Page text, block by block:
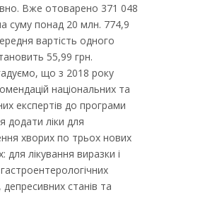
Вже отоварено 371 048
суму понад 20 млн. 774,9
вартість одного
55,99 грн.
що з 2018 року
національних та
експертів до програми
додати ліки для
хворих по трьох нових
для лікування виразки і
депресивних станів та